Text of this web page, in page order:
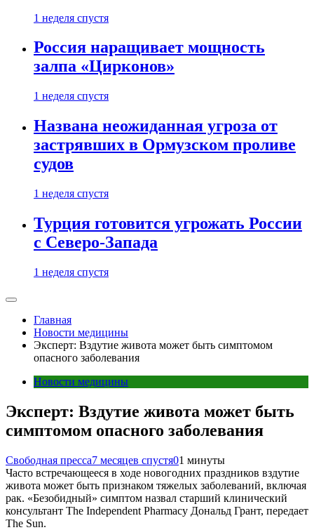
1 неделя спустя
Россия наращивает мощность
залпа «Цирконов»
1 неделя спустя
Названа неожиданная угроза от
застрявших в Ормузском проливе
судов
1 неделя спустя
Турция готовится угрожать России
с Северо-Запада
1 неделя спустя
Главная
Новости медицины
Эксперт: Вздутие живота может быть симптомом
опасного заболевания
Новости медицины
Эксперт: Вздутие живота может быть
симптомом опасного заболевания
Свободная пресса7 месяцев спустя01 минуты
Часто встречающееся в ходе новогодних праздников вздутие
живота может быть признаком тяжелых заболеваний, включая
рак. «Безобидный» симптом назвал старший клинический
консультант The Independent Pharmacy Дональд Грант, передает
The Sun.